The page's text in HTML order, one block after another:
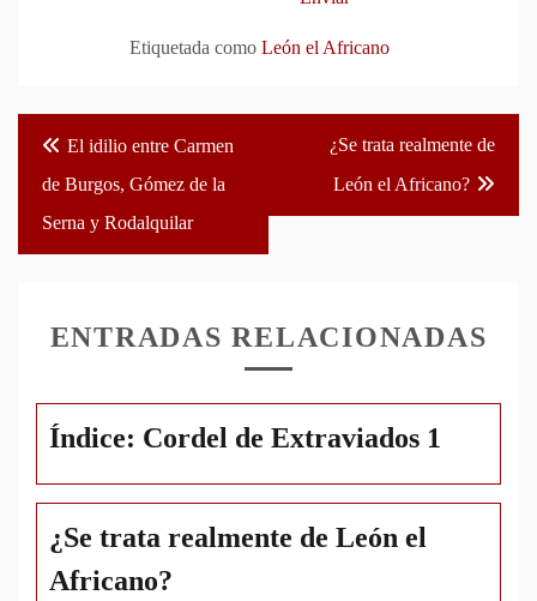
Etiquetada como León el Africano
Navegación
de
entradas
El idilio entre Carmen
de Burgos, Gómez de la
Serna y Rodalquilar
¿Se trata realmente de
León el Africano?
ENTRADAS RELACIONADAS
Índice: Cordel de Extraviados 1
¿Se trata realmente de León el
Africano?